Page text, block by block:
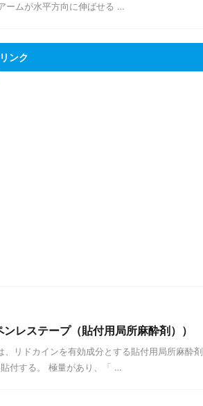
ームが水平方向に伸ばせる …
ンク
レステープ（貼付用局所麻酔剤））
リドカインを有効成分とする貼付用局所麻酔剤
付する。 極量があり、「 …